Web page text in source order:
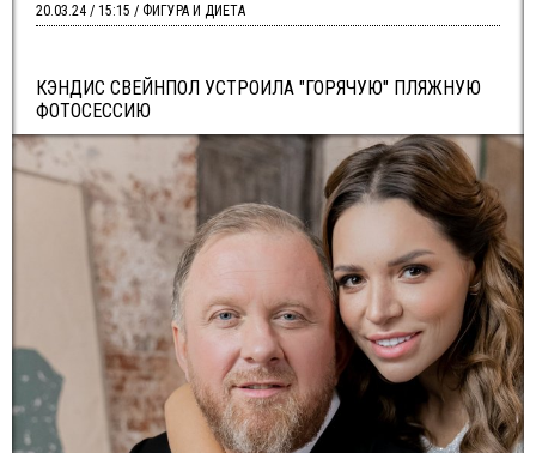
КЭНДИС СВЕЙНПОЛ УСТРОИЛА "ГОРЯЧУЮ" ПЛЯЖНУЮ
ФОТОСЕССИЮ
20.03.24 / 15:15 / ФИГУРА И ДИЕТА